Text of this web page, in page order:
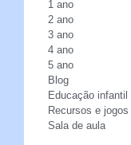
1 ano
2 ano
3 ano
4 ano
5 ano
Blog
Educação infantil
Recursos e jogos
Sala de aula